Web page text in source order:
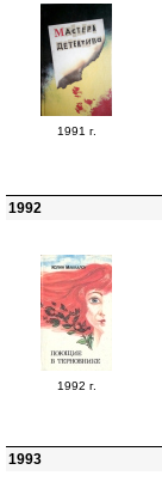
1991 г.
1992
1992 г.
1993